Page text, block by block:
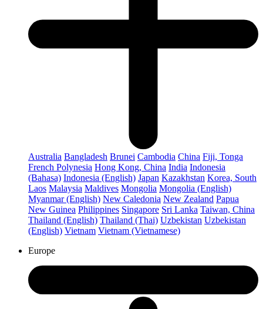
Australia Bangladesh Brunei Cambodia China Fiji, Tonga
French Polynesia Hong Kong, China India Indonesia
(Bahasa) Indonesia (English) Japan Kazakhstan Korea, South
Laos Malaysia Maldives Mongolia Mongolia (English)
Myanmar (English) New Caledonia New Zealand Papua
New Guinea Philippines Singapore Sri Lanka Taiwan, China
Thailand (English) Thailand (Thai) Uzbekistan Uzbekistan
(English) Vietnam Vietnam (Vietnamese)
Europe